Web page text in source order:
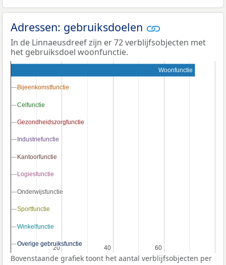
Adressen: gebruiksdoelen
In de Linnaeusdreef zijn er 72 verblijfsobjecten met
het gebruiksdoel woonfunctie.
20
20 40
40 60
60
Woonfunctie
Bijeenkomstfunctie
Bijeenkomstfunctie
Celfunctie
Celfunctie
Gezondheidszorgfunctie
Gezondheidszorgfunctie
Industriefunctie
Industriefunctie
Kantoorfunctie
Kantoorfunctie
Logiesfunctie
Logiesfunctie
Onderwijsfunctie
Onderwijsfunctie
Sportfunctie
Sportfunctie
Winkelfunctie
Winkelfunctie
Overige gebruiksfunctie
Overige gebruiksfunctie
Bovenstaande grafiek toont het aantal verblijfsobjecten per